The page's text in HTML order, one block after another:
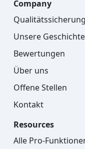
Company
Qualitätssicherung
Unsere Geschichte
Bewertungen
Über uns
Offene Stellen
Kontakt
Resources
Alle Pro-